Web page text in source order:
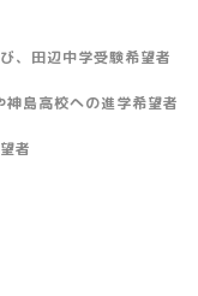
、田辺中学受験希望者
島高校への進学希望者
者